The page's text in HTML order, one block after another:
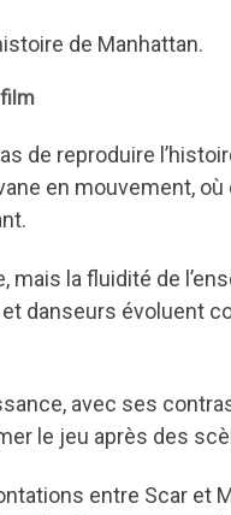
de Manhattan.
de reproduire
en mouvement,
mais la fluidité de
danseurs évoluent
avec ses
le jeu après des
entre Scar et